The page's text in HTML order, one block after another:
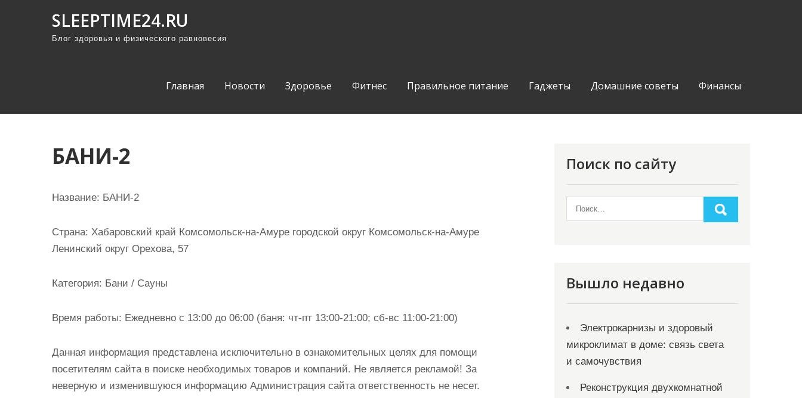
SLEEPTIME24.RU
Блог здоровья и физического равновесия
Главная Новости Здоровье Фитнес Правильное питание Гаджеты Домашние советы Финансы
БАНИ-2
Название: БАНИ-2
Страна: Хабаровский край Комсомольск-на-Амуре городской округ Комсомольск-на-Амуре
Ленинский округ Орехова, 57
Категория: Бани / Сауны
Время работы: Ежедневно с 13:00 до 06:00 (баня: чт-пт 13:00-21:00; сб-вс 11:00-21:00)
Данная информация представлена исключительно в ознакомительных целях для помощи
посетителям сайта в поиске необходимых товаров и компаний. Не является рекламой! За
неверную и изменившуюся информацию Администрация сайта ответственность не несет.
Поиск по сайту
Вышло недавно
Электрокарнизы и здоровый
микроклимат в доме: связь света
и самочувствия
Реконструкция двухкомнатной